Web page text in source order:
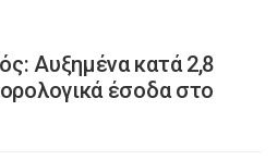
Αυξημένα κατά 2,8
έσοδα στο